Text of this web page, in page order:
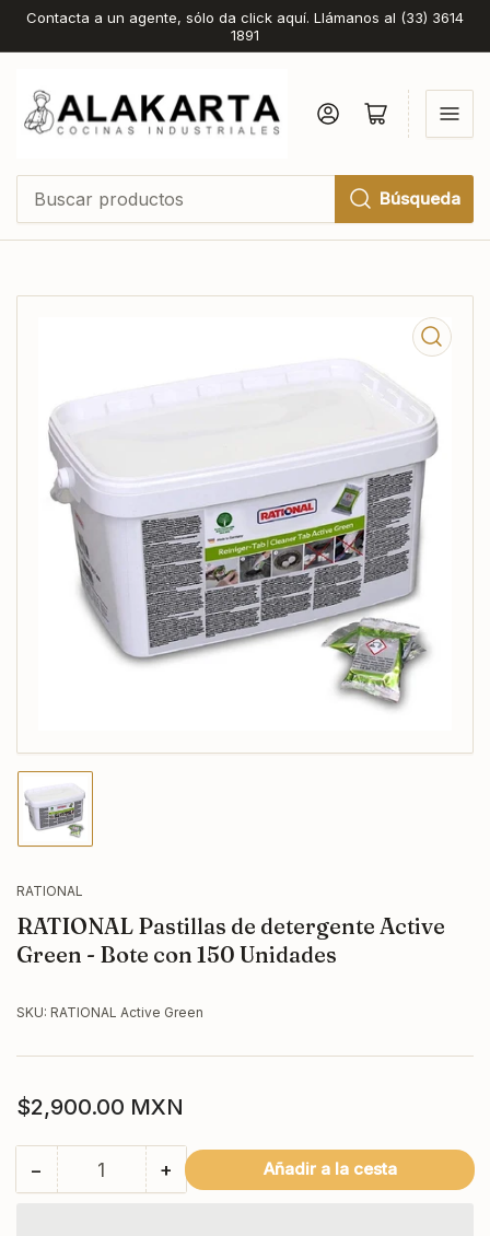
Contacta a un agente, sólo da click aquí. Llámanos al (33) 3614
1891
Búsqueda
Iniciar sesiónAbrir cesta pequeña
Abrir
medios
1
en
modal
Cargar
imagen
1
la
de
galería
RATIONAL
RATIONAL Pastillas de detergente Active
Green - Bote con 150 Unidades
SKU: RATIONAL Active Green
Precio
regular
$2,900.00 MXN
−Reducir
Cantidad +Aumentar
Añadir a la cesta